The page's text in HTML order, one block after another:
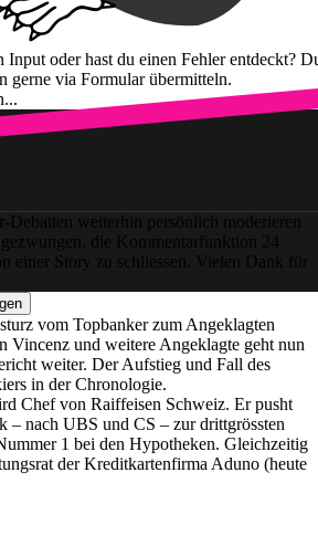
Input oder hast du einen Fehler entdeckt?
gerne via Formular übermitteln.
weiterhin persönlich moderieren
gezwungen, die Kommentarfunktion 24
einer Story zu schliessen. Vielen Dank für
vom Topbanker zum Angeklagten
Vincenz und weitere Angeklagte geht nun
weiter. Der Aufstieg und Fall des
in der Chronologie.
Chef von Raiffeisen Schweiz. Er pusht
– nach UBS und CS – zur drittgrössten
1 bei den Hypotheken. Gleichzeitig
der Kreditkartenfirma Aduno (heute